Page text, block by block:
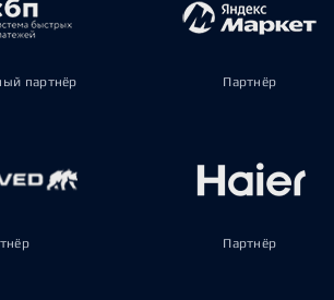
партнёр Партнёр
Партнёр